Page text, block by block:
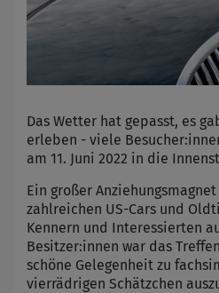
Das Wetter hat gepasst, es
erleben - viele
am 11. Juni 2022 in die
Ein großer
zahlreichen US-Cars und
Kennern und Interessierten
Besitzer:innen war das
schöne Gelegenheit zu
vierrädrigen Schätzchen